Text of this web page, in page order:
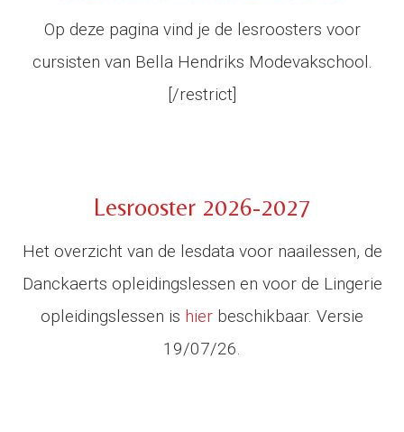
Op deze pagina vind je de lesroosters voor
cursisten van Bella Hendriks Modevakschool.
[/restrict]
Lesrooster 2026-2027
Het overzicht van de lesdata voor naailessen, de
Danckaerts opleidingslessen en voor de Lingerie
opleidingslessen is hier beschikbaar. Versie
19/07/26.